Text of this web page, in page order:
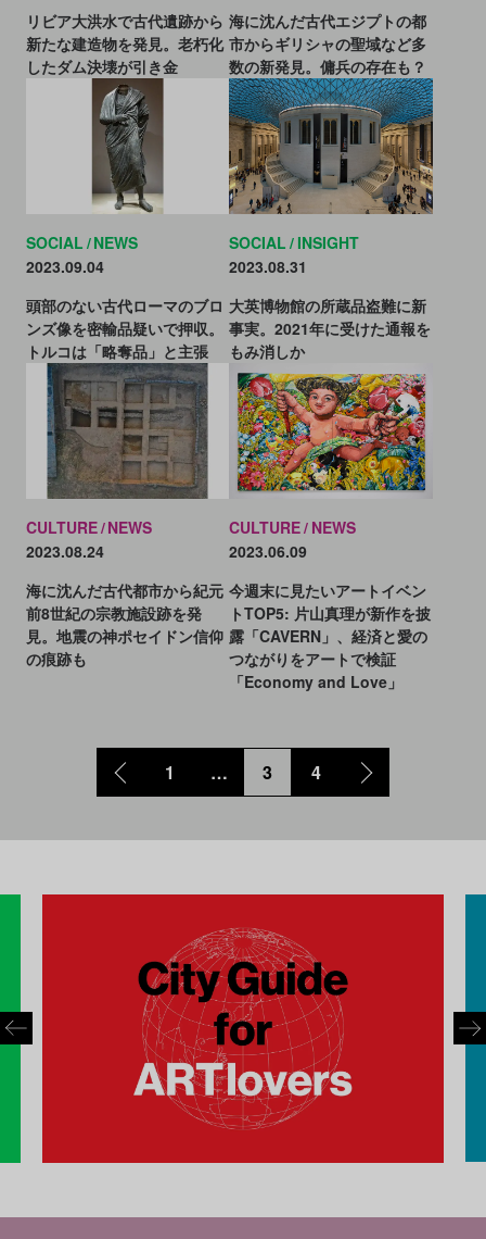
リビア大洪水で古代遺跡から
新たな建造物を発見。老朽化
したダム決壊が引き金
海に沈んだ古代エジプトの都
市からギリシャの聖域など多
数の新発見。傭兵の存在も？
SOCIAL NEWS
2023.09.04
頭部のない古代ローマのブロ
ンズ像を密輸品疑いで押収。
トルコは「略奪品」と主張
SOCIAL INSIGHT
2023.08.31
大英博物館の所蔵品盗難に新
事実。2021年に受けた通報を
もみ消しか
CULTURE NEWS
2023.08.24
海に沈んだ古代都市から紀元
前8世紀の宗教施設跡を発
見。地震の神ポセイドン信仰
の痕跡も
CULTURE NEWS
2023.06.09
今週末に見たいアートイベン
トTOP5: 片山真理が新作を披
露「CAVERN」、経済と愛の
つながりをアートで検証
「Economy and Love」
1 … 3 4